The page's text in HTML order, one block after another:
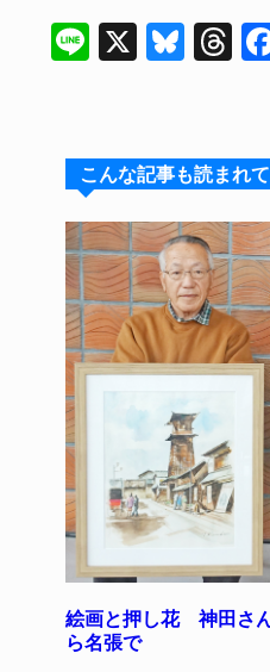
Li
X
Bl
s
k
y
T
a
d
s
こんな記事も読まれて
絵画と押し花 神田さ
ら名張で